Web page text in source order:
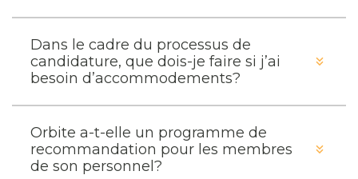
Dans le cadre du processus de
candidature, que dois-je faire si j’ai
besoin d’accommodements?
Orbite a-t-elle un programme de
recommandation pour les membres
de son personnel?